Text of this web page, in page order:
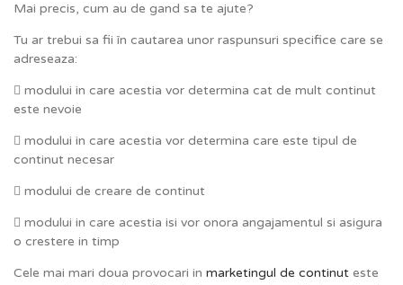
Mai precis, cum au de gand sa te ajute?
Tu ar trebui sa fii în cautarea unor raspunsuri specifice care se
adreseaza:
 modului in care acestia vor determina cat de mult continut
este nevoie
 modului in care acestia vor determina care este tipul de
continut necesar
 modului de creare de continut
 modului in care acestia isi vor onora angajamentul si asigura
o crestere in timp
Cele mai mari doua provocari in marketingul de continut este